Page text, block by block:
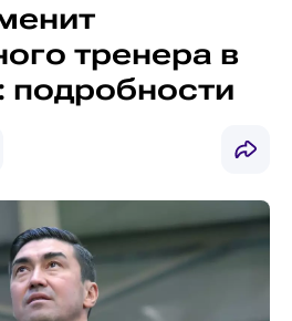
тренера в
подробности